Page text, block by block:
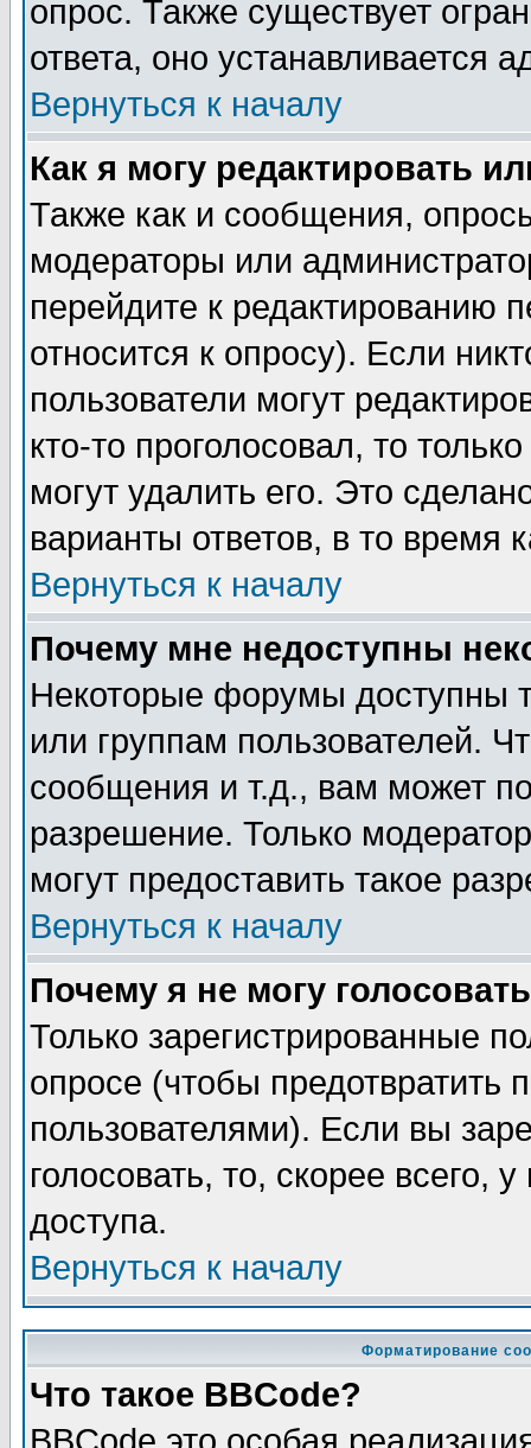
опрос. Также существует
ответа, оно устанавливается
Вернуться к началу
Как я могу редактировать
Также как и сообщения,
модераторы или
перейдите к редактированию
относится к опросу). Если
пользователи могут
кто-то проголосовал, то
могут удалить его. Это
варианты ответов, в то время
Вернуться к началу
Почему мне недоступны
Некоторые форумы доступны
или группам пользователей.
сообщения и т.д., вам может
разрешение. Только
могут предоставить такое
Вернуться к началу
Почему я не могу
Только зарегистрированные
опросе (чтобы предотвратить
пользователями). Если вы
голосовать, то, скорее всего,
доступа.
Вернуться к началу
Форматирование
Что такое BBCode?